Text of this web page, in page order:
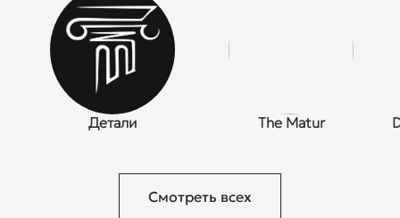
Детали The Matur
Смотреть всех